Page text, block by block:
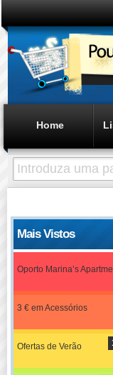
Home
Mais Vistos
Oporto Marina’s
3 € em Acessórios
Ofertas de Verão